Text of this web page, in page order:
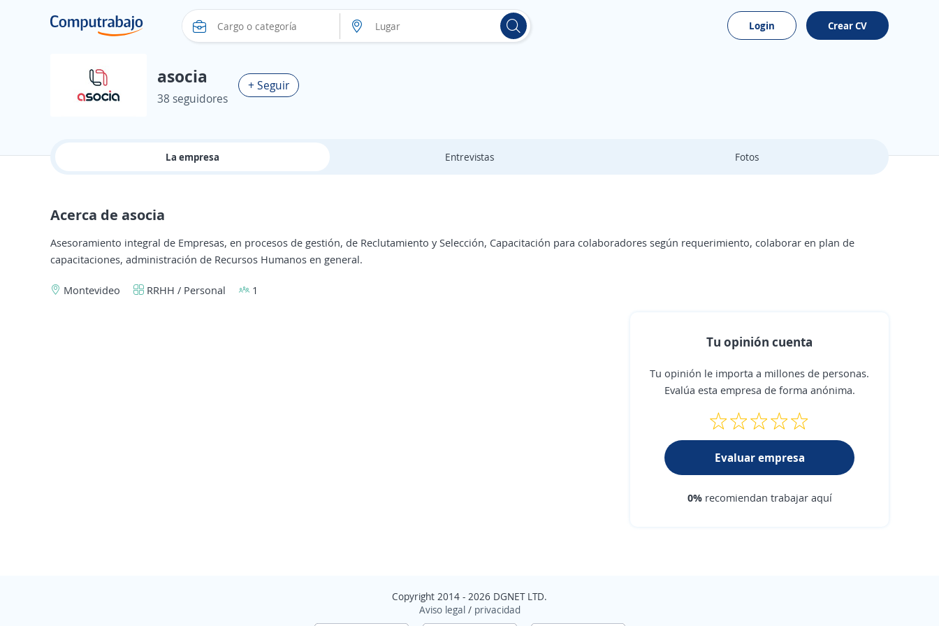
Login Crear CV
asocia
38 seguidores
+ Seguir
La empresa Entrevistas Fotos
Acerca de asocia
Asesoramiento integral de Empresas, en procesos de gestión, de Reclutamiento y Selección, Capacitación para colaboradores según requerimiento, colaborar en plan de
capacitaciones, administración de Recursos Humanos en general.
Montevideo RRHH / Personal 1
Tu opinión cuenta
Tu opinión le importa a millones de personas.
Evalúa esta empresa de forma anónima.
Evaluar empresa
0%recomiendan trabajar aquí
Copyright 2014 - 2026 DGNET LTD.
Aviso legal/ privacidad